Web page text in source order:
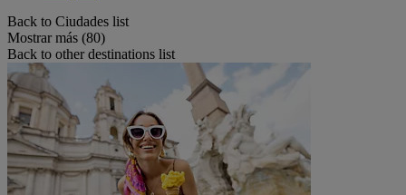
Back to Ciudades list
Mostrar más (80)
Back to other destinations list